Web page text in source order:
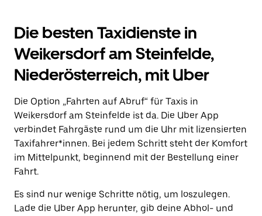
mit
dem
Kalender
zu
interagieren
und
Datum
auszuwählen.
Drücke
die
Escape-
Taste,
um
den
zu
schließen.
Die besten Taxidienste in
Weikersdorf am Steinfelde,
Niederösterreich, mit Uber
Die Option „Fahrten auf Abruf“ für Taxis in
Weikersdorf am Steinfelde ist da. Die Uber App
verbindet Fahrgäste rund um die Uhr mit lizensierten
Taxifahrer*innen. Bei jedem Schritt steht der Komfort
im Mittelpunkt, beginnend mit der Bestellung einer
Fahrt.
Es sind nur wenige Schritte nötig, um loszulegen.
Lade die Uber App herunter, gib deine Abhol- und